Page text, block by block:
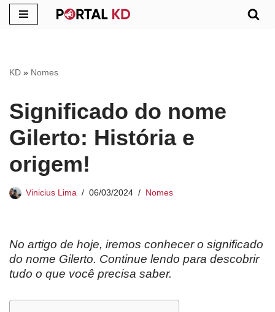
conteúdo
KD » Nomes
Significado do nome
Gilerto: História e
origem!
Vinicius Lima 06/03/2024 Nomes
No artigo de hoje, iremos conhecer o significado
do nome Gilerto. Continue lendo para descobrir
tudo o que você precisa saber.